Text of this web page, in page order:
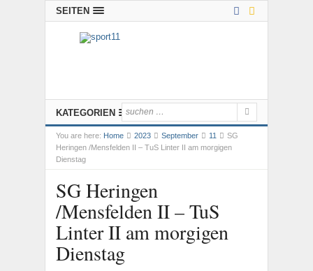
SEITEN
KATEGORIEN
You are here: Home 2023 September 11
SG
Heringen /Mensfelden II – TuS Linter II am morgigen
Dienstag
SG Heringen
/Mensfelden II – TuS
Linter II am morgigen
Dienstag